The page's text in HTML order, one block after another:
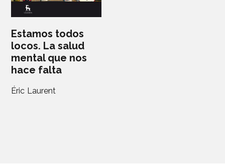
Estamos todos
locos. La salud
mental que nos
hace falta
Éric Laurent